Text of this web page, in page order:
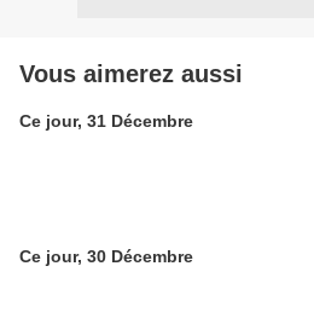
Vous aimerez aussi
Ce jour, 31 Décembre
Ce jour, 30 Décembre